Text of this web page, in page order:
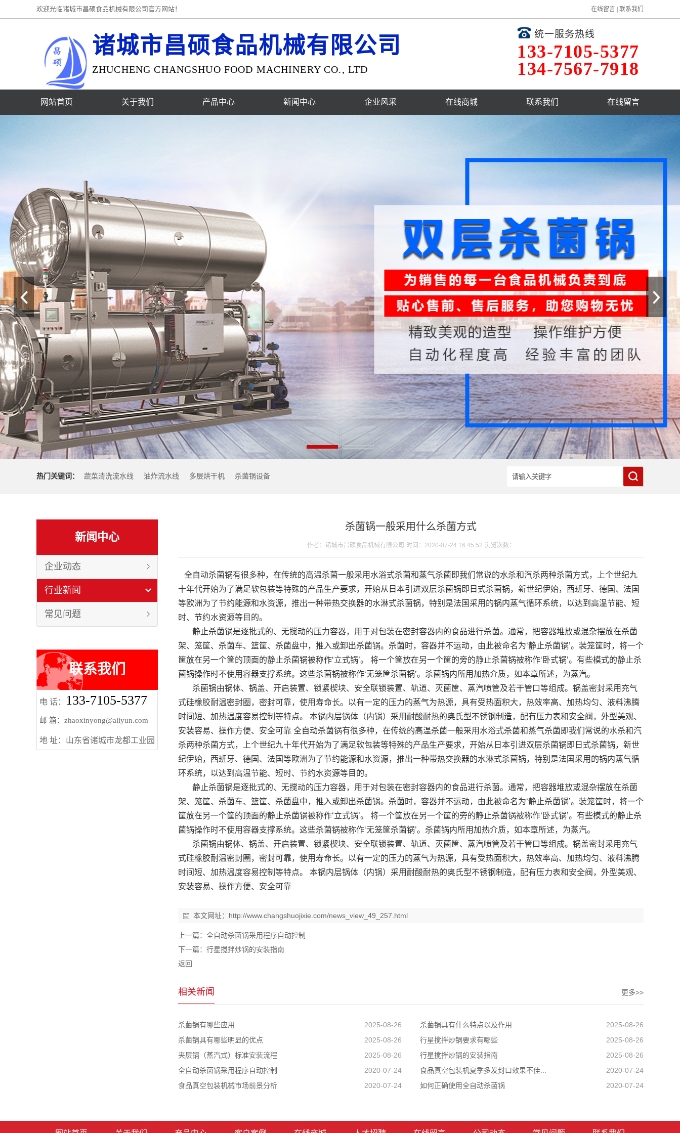
欢迎光临诸城市昌硕食品机械有限公司官方网站！ 在线留言 联系我们
诸城市昌硕食品机械有限公司
ZHUCHENG CHANGSHUO FOOD MACHINERY CO., LTD
统一服务热线
133-7105-5377
134-7567-7918
网站首页 关于我们 产品中心 新闻中心 企业风采 在线商城 联系我们 在线留言
热门关键词： 蔬菜清洗流水线 油炸流水线 多层烘干机 杀菌锅设备
新闻中心
企业动态
行业新闻
常见问题
联系我们
电 话： 133-7105-5377
邮 箱：zhaoxinyong@aliyun.com
地 址：山东省诸城市龙都工业园
杀菌锅一般采用什么杀菌方式
作者：诸城市昌硕食品机械有限公司 时间：2020-07-24 16:45:52 浏览次数：
全自动杀菌锅有很多种，在传统的高温杀菌一般采用水浴式杀菌和蒸气杀菌即我们常说的水杀和汽杀两种杀菌方式，上个世纪九
十年代开始为了满足软包装等特殊的产品生产要求，开始从日本引进双层杀菌锅即日式杀菌锅，新世纪伊始，西班牙、德国、法国
等欧洲为了节约能源和水资源，推出一种带热交换器的水淋式杀菌锅，特别是法国采用的锅内蒸气循环系统，以达到高温节能、短
时、节约水资源等目的。
静止杀菌锅是逐批式的、无搅动的压力容器，用于对包装在密封容器内的食品进行杀菌。通常，把容器堆放或混杂摆放在杀菌
架、笼筐、杀菌车、篮筐、杀菌盘中，推入或卸出杀菌锅。杀菌时，容器并不运动，由此被命名为‘静止杀菌锅’。装笼筐时，将一个
筐放在另一个筐的顶面的静止杀菌锅被称作‘立式锅’。 将一个筐放在另一个筐的旁的静止杀菌锅被称作‘卧式锅’。有些模式的静止杀
菌锅操作时不使用容器支撑系统。这些杀菌锅被称作‘无笼筐杀菌锅’。杀菌锅内所用加热介质，如本章所述，为蒸汽。
杀菌锅由锅体、锅盖、开启装置、锁紧楔块、安全联锁装置、轨道、灭菌筐、蒸汽喷管及若干管口等组成。锅盖密封采用充气
式硅橡胶耐温密封圈，密封可靠，使用寿命长。以有一定的压力的蒸气为热源，具有受热面积大，热效率高、加热均匀、液料沸腾
时间短、加热温度容易控制等特点。 本锅内层锅体（内锅）采用耐酸耐热的奥氏型不锈钢制造，配有压力表和安全阀，外型美观、
安装容易、操作方便、安全可靠 全自动杀菌锅有很多种，在传统的高温杀菌一般采用水浴式杀菌和蒸气杀菌即我们常说的水杀和汽
杀两种杀菌方式，上个世纪九十年代开始为了满足软包装等特殊的产品生产要求，开始从日本引进双层杀菌锅即日式杀菌锅，新世
纪伊始，西班牙、德国、法国等欧洲为了节约能源和水资源，推出一种带热交换器的水淋式杀菌锅，特别是法国采用的锅内蒸气循
环系统，以达到高温节能、短时、节约水资源等目的。
静止杀菌锅是逐批式的、无搅动的压力容器，用于对包装在密封容器内的食品进行杀菌。通常，把容器堆放或混杂摆放在杀菌
架、笼筐、杀菌车、篮筐、杀菌盘中，推入或卸出杀菌锅。杀菌时，容器并不运动，由此被命名为‘静止杀菌锅’。装笼筐时，将一个
筐放在另一个筐的顶面的静止杀菌锅被称作‘立式锅’。 将一个筐放在另一个筐的旁的静止杀菌锅被称作‘卧式锅’。有些模式的静止杀
菌锅操作时不使用容器支撑系统。这些杀菌锅被称作‘无笼筐杀菌锅’。杀菌锅内所用加热介质，如本章所述，为蒸汽。
杀菌锅由锅体、锅盖、开启装置、锁紧楔块、安全联锁装置、轨道、灭菌筐、蒸汽喷管及若干管口等组成。锅盖密封采用充气
式硅橡胶耐温密封圈，密封可靠，使用寿命长。以有一定的压力的蒸气为热源，具有受热面积大，热效率高、加热均匀、液料沸腾
时间短、加热温度容易控制等特点。 本锅内层锅体（内锅）采用耐酸耐热的奥氏型不锈钢制造，配有压力表和安全阀，外型美观、
安装容易、操作方便、安全可靠
本文网址： http://www.changshuojixie.com/news_view_49_257.html
上一篇： 全自动杀菌锅采用程序自动控制
下一篇： 行星搅拌炒锅的安装指南
返回
相关新闻 更多>>
杀菌锅有哪些应用 2025-08-26 杀菌锅具有什么特点以及作用
2025-08-26
杀菌锅具有哪些明显的优点
2025-08-26 行星搅拌炒锅要求有哪些
2025-08-26
夹层锅（蒸汽式）标准安装流程
2025-08-26 行星搅拌炒锅的安装指南
2025-08-26
全自动杀菌锅采用程序自动控制
2020-07-24 食品真空包装机夏季多发封口效果不佳...
2020-07-24
食品真空包装机械市场前景分析
2020-07-24 如何正确使用全自动杀菌锅 2020-07-24